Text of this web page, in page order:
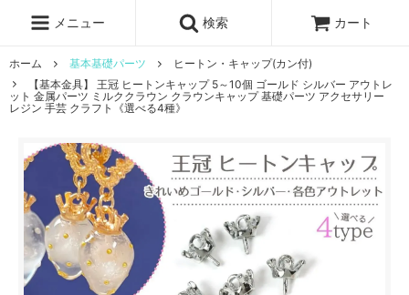
メニュー 検索 カート
ホーム 基本基礎パーツ
ヒートン・キャップ(カン付)
【基本金具】 王冠 ヒートンキャップ 5～10個 ゴールド シルバー アウトレ
ット 金属パーツ ミルククラウン クラウンキャップ 基礎パーツ アクセサリー
レジン 手芸 クラフト《選べる4種》